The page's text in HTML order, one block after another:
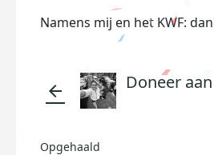
Namens mij en het KWF:
arrow_back Doneer
Opgehaald